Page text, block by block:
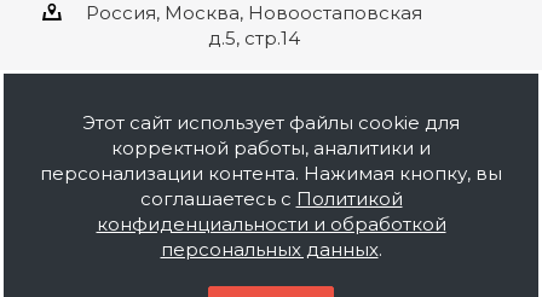
Россия, Москва, Новоостаповская
д.5, стр.14
2026 © ООО Баустов. Собственное
производство лакокрасочной продукции,
оптовая и розничная продажа строительных
материалов, комплектация объектов под ключ.
Информация на сайте носит ознакомительный
характер и не является публичной офертой.
Этот сайт использует файлы cookie для
корректной работы, аналитики и
персонализации контента. Нажимая кнопку, вы
соглашаетесь с Политикой
конфиденциальности и обработкой
персональных данных.